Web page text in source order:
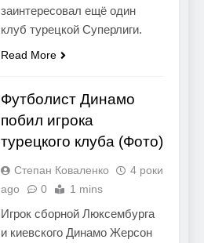
заинтересовал ещё один
клуб турецкой Суперлиги.
Read More
Футболист Динамо
побил игрока
турецкого клуба (Фото)
Степан Коваленко
4 роки
ago
0 1 mins
Игрок сборной Люксембурга
и киевского Динамо Жерсон